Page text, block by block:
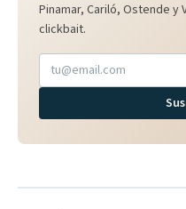
Pinamar, Cariló, Ostende y
clickbait.